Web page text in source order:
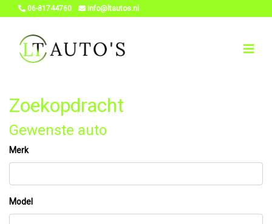
06-81744760 info@ltautos.nl
Zoekopdracht
Gewenste auto
Merk
Model